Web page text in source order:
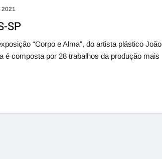
2021
SP
“Corpo e Alma”, do artista plástico João
é composta por 28 trabalhos da produção mais